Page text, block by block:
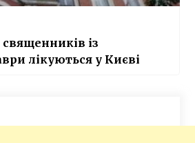
із
лікуються у Києві